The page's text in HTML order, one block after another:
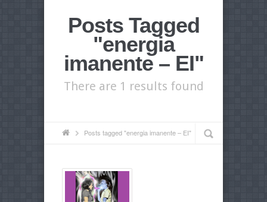
Posts Tagged
"energia
imanente – EI"
There are 1 results found
Posts tagged "energia imanente – EI"